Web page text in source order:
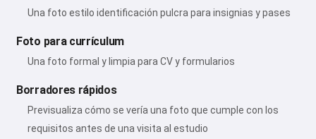
Una foto estilo identificación pulcra para insignias y pases
Foto para currículum
Una foto formal y limpia para CV y formularios
Borradores rápidos
Previsualiza cómo se vería una foto que cumple con los
requisitos antes de una visita al estudio